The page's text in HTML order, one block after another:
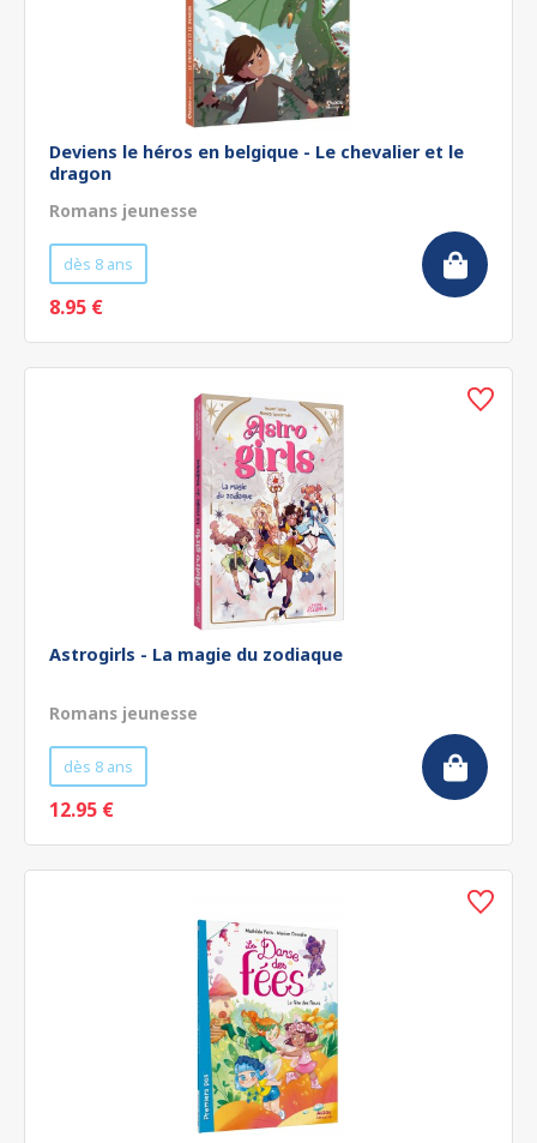
Deviens le héros en belgique - Le chevalier et le
dragon
Romans jeunesse
dès 8 ans
8.95 €
Astrogirls - La magie du zodiaque
Romans jeunesse
dès 8 ans
12.95 €